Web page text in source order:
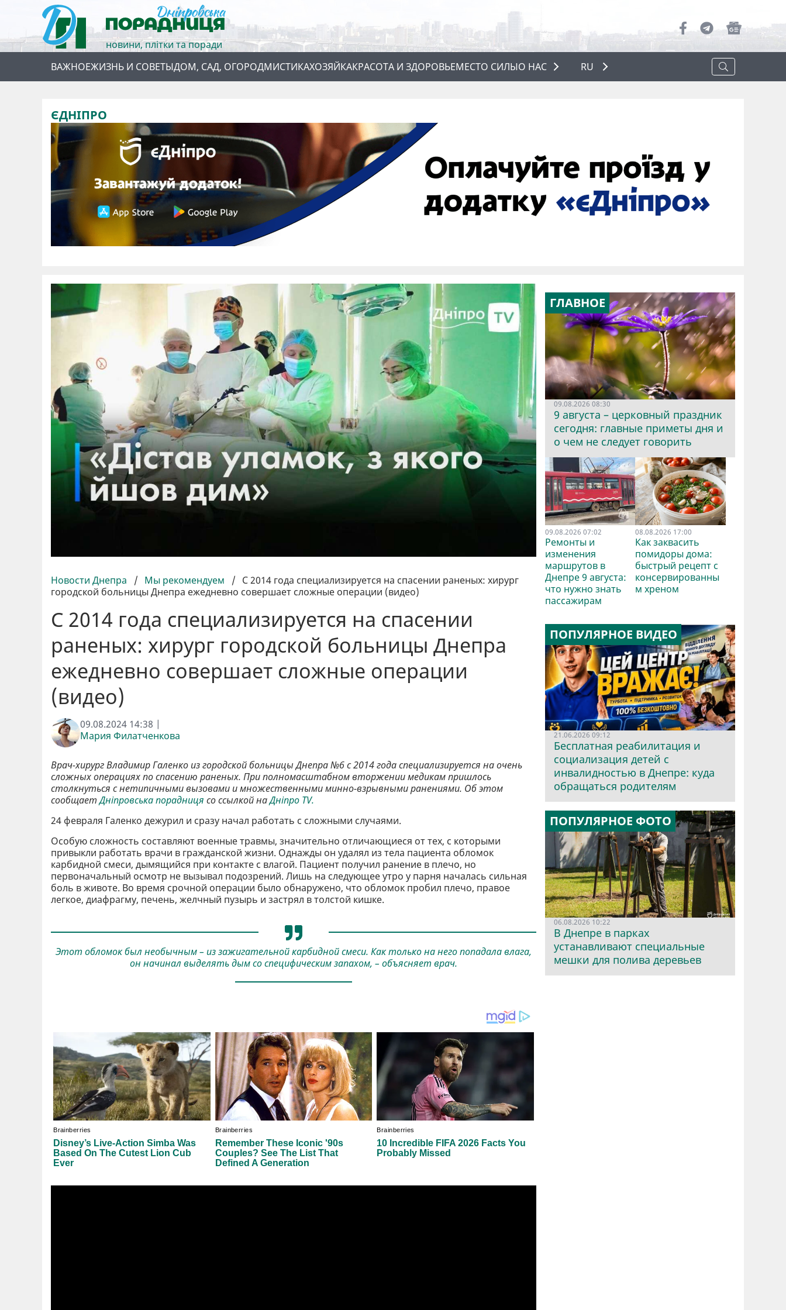
новини, плітки та поради
ВАЖНОЕЖИЗНЬ И СОВЕТЫДОМ, САД, ОГОРОДМИСТИКАХОЗЯЙКАКРАСОТА И ЗДОРОВЬЕМЕСТО СИЛЫО НАС
RU
ЄДНІПРО
Новости Днепра / Мы рекомендуем / С 2014 года специализируется на спасении раненых: хирург
городской больницы Днепра ежедневно совершает сложные операции (видео)
С 2014 года специализируется на спасении
раненых: хирург городской больницы Днепра
ежедневно совершает сложные операции
(видео)
09.08.2024 14:38 |
Мария Филатченкова
Врач-хирург Владимир Галенко из городской больницы Днепра №6 с 2014 года специализируется на очень
сложных операциях по спасению раненых. При полномасштабном вторжении медикам пришлось
столкнуться с нетипичными вызовами и множественными минно-взрывными ранениями. Об этом
сообщаетДніпровська порадниця со ссылкой наДніпро TV.
24 февраля Галенко дежурил и сразу начал работать с сложными случаями.
Особую сложность составляют военные травмы, значительно отличающиеся от тех, с которыми
привыкли работать врачи в гражданской жизни. Однажды он удалял из тела пациента обломок
карбидной смеси, дымящийся при контакте с влагой. Пациент получил ранение в плечо, но
первоначальный осмотр не вызывал подозрений. Лишь на следующее утро у парня началась сильная
боль в животе. Во время срочной операции было обнаружено, что обломок пробил плечо, правое
легкое, диафрагму, печень, желчный пузырь и застрял в толстой кишке.
Этот обломок был необычным – из зажигательной карбидной смеси. Как только на него попадала влага,
он начинал выделять дым со специфическим запахом, – объясняет врач.
ГЛАВНОЕ
09.08.2026 08:30
9 августа – церковный праздник
сегодня: главные приметы дня и
о чем не следует говорить
09.08.2026 07:02
Ремонты и
изменения
маршрутов в
Днепре 9 августа:
что нужно знать
пассажирам
08.08.2026 17:00
Как заквасить
помидоры дома:
быстрый рецепт с
консервированны
м хреном
ПОПУЛЯРНОЕ ВИДЕО
21.06.2026 09:12
Бесплатная реабилитация и
социализация детей с
инвалидностью в Днепре: куда
обращаться родителям
ПОПУЛЯРНОЕ ФОТО
06.08.2026 10:22
В Днепре в парках
устанавливают специальные
мешки для полива деревьев